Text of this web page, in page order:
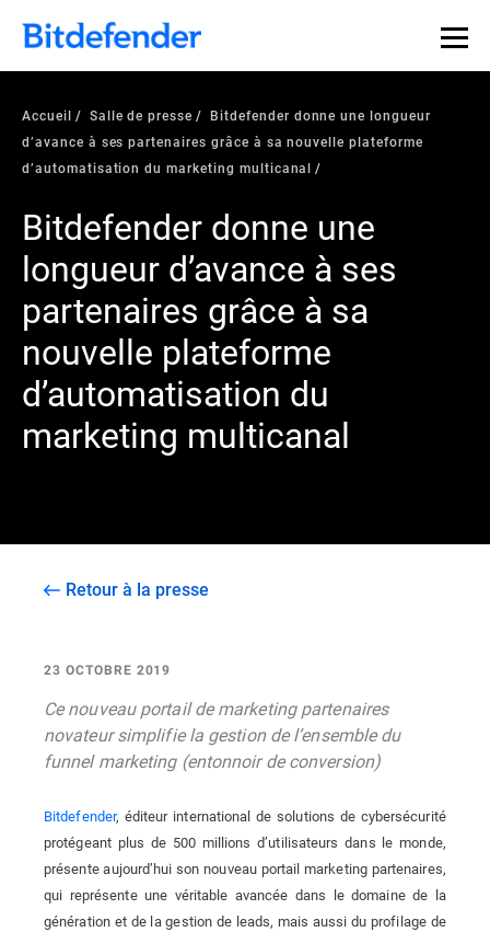
Accueil Salle de presse
Bitdefender donne une longueur
d’avance à ses partenaires grâce à sa nouvelle plateforme
d’automatisation du marketing multicanal
Bitdefender donne une
longueur d’avance à ses
partenaires grâce à sa
nouvelle plateforme
d’automatisation du
marketing multicanal
Retour à la presse
23 OCTOBRE 2019
Ce nouveau portail de marketing partenaires
novateur simplifie la gestion de l’ensemble du
funnel marketing (entonnoir de conversion)
Bitdefender, éditeur international de solutions de cybersécurité
protégeant plus de 500 millions d’utilisateurs dans le monde,
présente aujourd’hui son nouveau portail marketing partenaires,
qui représente une véritable avancée dans le domaine de la
génération et de la gestion de leads, mais aussi du profilage de